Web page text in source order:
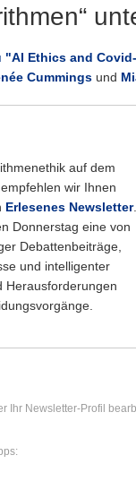
"AI Ethics and
Cummings und
auf dem
wir Ihnen
Erlesenes Newsletter.
Donnerstag eine von
Debattenbeiträge,
und intelligenter
Herausforderungen
Ihr Newsletter-Profil